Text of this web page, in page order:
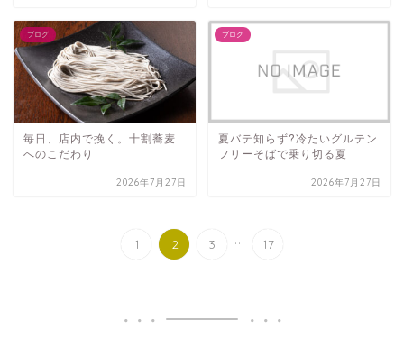
ブログ
毎日、店内で挽く。十割蕎麦
へのこだわり
2026年7月27日
ブログ
夏バテ知らず?冷たいグルテン
フリーそばで乗り切る夏
2026年7月27日
1 2 3 ... 17